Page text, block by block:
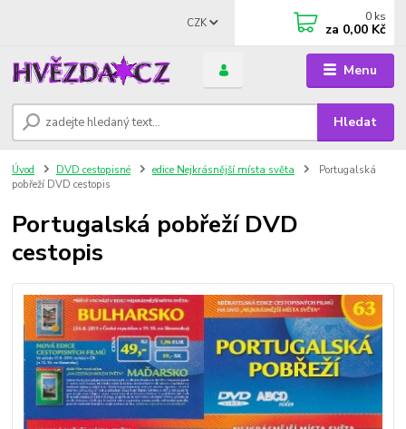
Menu
CZK
Hledat
0 ks
za 0,00 Kč
Úvod DVD cestopisné edice Nejkrásnější místa světa
Portugalská
pobřeží DVD cestopis
Portugalská pobřeží DVD
cestopis